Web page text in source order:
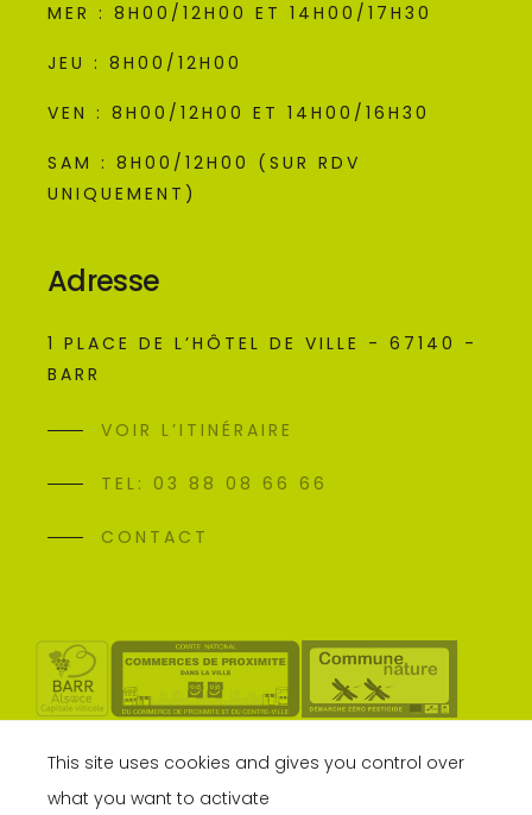
MER : 8H00/12H00 ET 14H00/17H30
JEU : 8H00/12H00
VEN : 8H00/12H00 ET 14H00/16H30
SAM : 8H00/12H00 (SUR RDV
UNIQUEMENT)
Adresse
1 PLACE DE L’HÔTEL DE VILLE - 67140 -
BARR
VOIR L’ITINÉRAIRE
TEL: 03 88 08 66 66
CONTACT
This site uses cookies and gives you control over
what you want to activate